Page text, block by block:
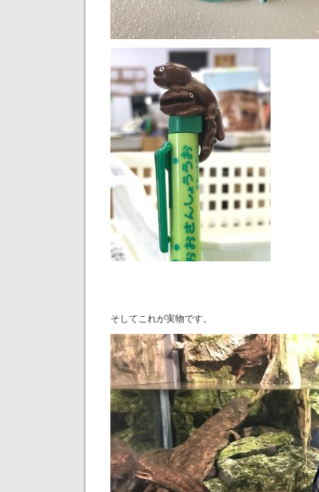
そしてこれが実物です。